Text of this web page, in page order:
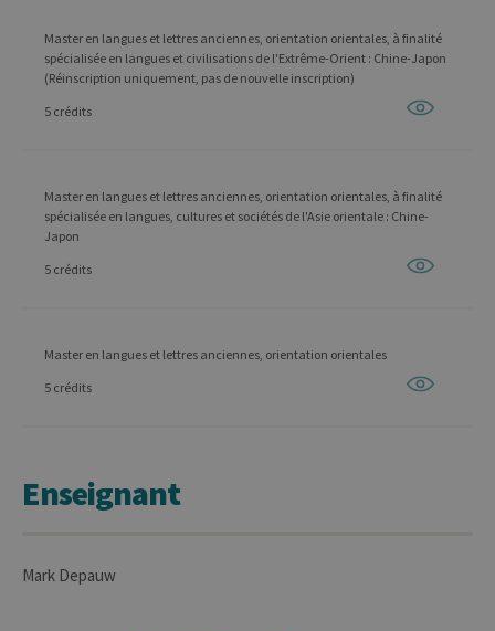
Master en langues et lettres anciennes, orientation orientales, à finalité
spécialisée en langues et civilisations de l'Extrême-Orient : Chine-Japon
(Réinscription uniquement, pas de nouvelle inscription)
5 crédits
Master en langues et lettres anciennes, orientation orientales, à finalité
spécialisée en langues, cultures et sociétés de l'Asie orientale : Chine-
Japon
5 crédits
Master en langues et lettres anciennes, orientation orientales
5 crédits
Enseignant
Mark Depauw